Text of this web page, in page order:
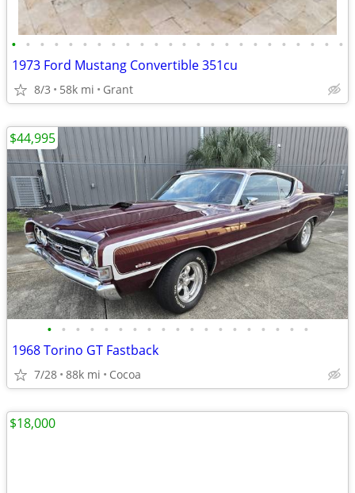
• • • • • • • • • • • • • • • • • • • • • • • •
1973 Ford Mustang Convertible 351cu
8/3 58k mi Grant
• • • • • • • • • • • • • • • • • • •
1968 Torino GT Fastback
7/28 88k mi Cocoa
$44,995
$18,000